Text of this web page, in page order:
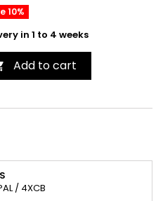
10%
in 1 to 4 weeks
Add to cart
/ 4XCB